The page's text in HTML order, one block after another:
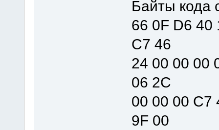
Байты кода
66 0F D6 40
C7 46
24 00 00 00
06 2C
00 00 00 C7
9F 00